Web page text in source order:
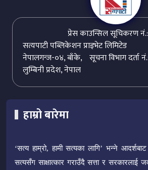
प्रेस काउन्सिल सूचिकरण
सत्यपाटी पब्लिकेशन प्राइभेट लिमिटेड
सूचना विभाग दर्ता
नेपालगन्ज-०४, बाँके,
लुम्बिनी प्रदेश, नेपाल
हाम्रो बारेमा
‘सत्य हाम्रो, हामी सत्यका लागि’ भन्ने
सत्यसँग साक्षात्कार गराउँदै सत्ता र सरकारलाई